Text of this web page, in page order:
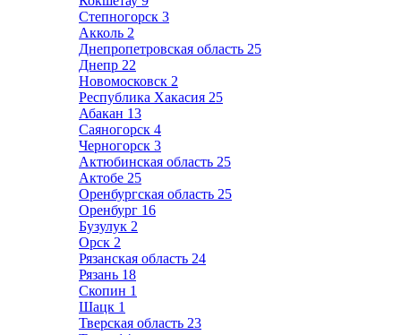
Степногорск 3
Акколь 2
Днепропетровская область 25
Днепр 22
Новомосковск 2
Республика Хакасия 25
Абакан 13
Саяногорск 4
Черногорск 3
Актюбинская область 25
Актобе 25
Оренбургская область 25
Оренбург 16
Бузулук 2
Орск 2
Рязанская область 24
Рязань 18
Скопин 1
Шацк 1
Тверская область 23